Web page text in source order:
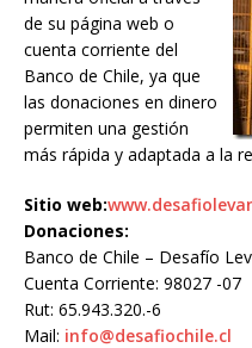
de su página web o
cuenta corriente del
Banco de Chile, ya que
las donaciones en dinero
permiten una gestión
más rápida y adaptada a la
Sitio web:
Donaciones:
Banco de Chile – Desafío
Cuenta Corriente: 98027 -07
Rut: 65.943.320.-6
Mail: info@desafiochile.cl